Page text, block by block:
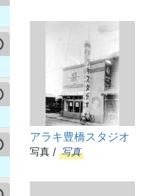
アラキ豊橋スタジオ
写真 / 写真